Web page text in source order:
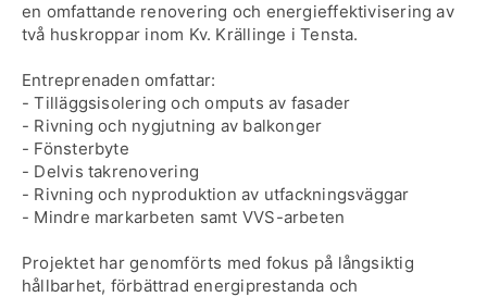
en omfattande renovering och energieffektivisering av
två huskroppar inom Kv. Krällinge i Tensta.
Entreprenaden omfattar:
- Tilläggsisolering och omputs av fasader
- Rivning och nygjutning av balkonger
- Fönsterbyte
- Delvis takrenovering
- Rivning och nyproduktion av utfackningsväggar
- Mindre markarbeten samt VVS-arbeten
Projektet har genomförts med fokus på långsiktig
hållbarhet, förbättrad energiprestanda och